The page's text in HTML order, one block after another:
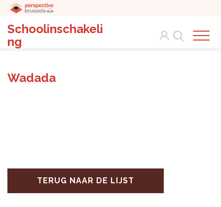
Schoolinschakeli
ng
Search
Wadada
TERUG NAAR DE LIJST